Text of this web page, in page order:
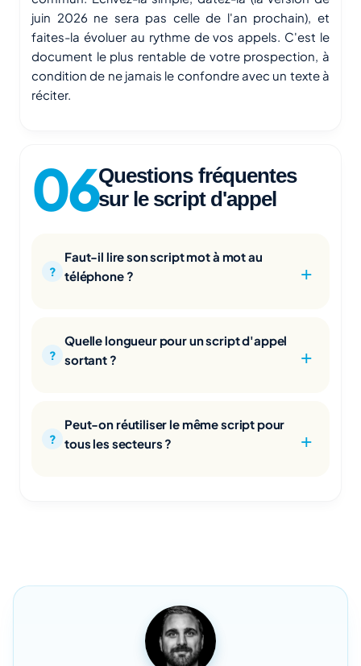
juin 2026 ne sera pas celle de l'an prochain), et
faites-la évoluer au rythme de vos appels. C'est le
document le plus rentable de votre prospection, à
condition de ne jamais le confondre avec un texte à
réciter.
Questions fréquentes
sur le script d'appel
Faut-il lire son script mot à mot au
téléphone ?
Quelle longueur pour un script d'appel
sortant ?
Peut-on réutiliser le même script pour
tous les secteurs ?